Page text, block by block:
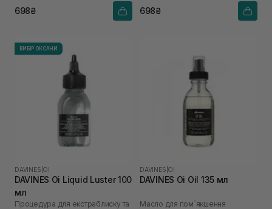
698₴ 698₴
ВИБІР ОКСАНИ
DAVINES OI
DAVINES Oi Liquid Luster 100
мл
Процедура для екстраблиску та
DAVINES OI
DAVINES Oi Oil 135 мл
Масло для пом`якшення